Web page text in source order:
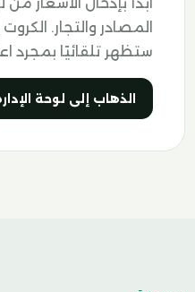
المصادر والتجار.
ستظهر تلقائيًا بمجرد
الذهاب إلى لوحة